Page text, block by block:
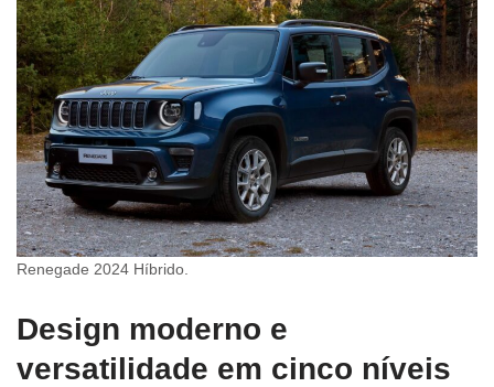
Renegade 2024 Híbrido.
Design moderno e
versatilidade em cinco níveis